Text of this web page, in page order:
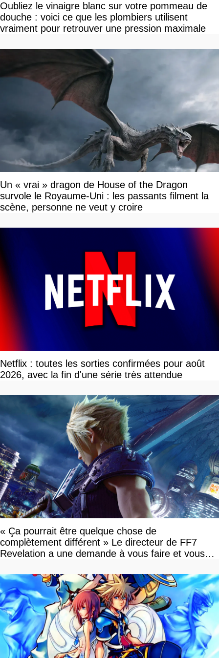
Oubliez le vinaigre blanc sur votre pommeau de
douche : voici ce que les plombiers utilisent
vraiment pour retrouver une pression maximale
Un « vrai » dragon de House of the Dragon
survole le Royaume-Uni : les passants filment la
scène, personne ne veut y croire
Netflix : toutes les sorties confirmées pour août
2026, avec la fin d'une série très attendue
« Ça pourrait être quelque chose de
complètement différent » Le directeur de FF7
Revelation a une demande à vous faire et vous